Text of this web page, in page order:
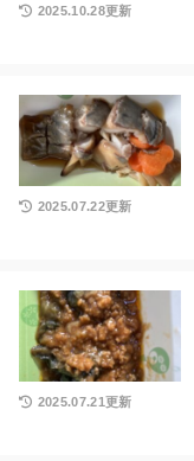
2025.10.28更新
2025.07.22更新
2025.07.21更新